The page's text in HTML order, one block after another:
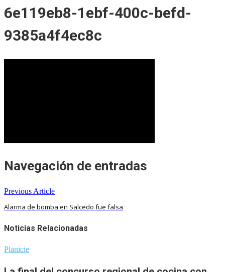
6e119eb8-1ebf-400c-befd-
9385a4f4ec8c
Navegación de entradas
Previous Article
Alarma de bomba en Salcedo fue falsa
Noticias Relacionadas
Planicie